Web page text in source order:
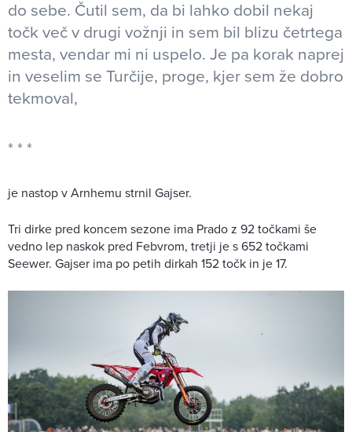
do sebe. Čutil sem, da bi lahko dobil nekaj
točk več v drugi vožnji in sem bil blizu četrtega
mesta, vendar mi ni uspelo. Je pa korak naprej
in veselim se Turčije, proge, kjer sem že dobro
tekmoval,
je nastop v Arnhemu strnil Gajser.
Tri dirke pred koncem sezone ima Prado z 92 točkami še
vedno lep naskok pred Febvrom, tretji je s 652 točkami
Seewer. Gajser ima po petih dirkah 152 točk in je 17.